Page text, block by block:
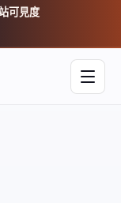
可見度
開啟